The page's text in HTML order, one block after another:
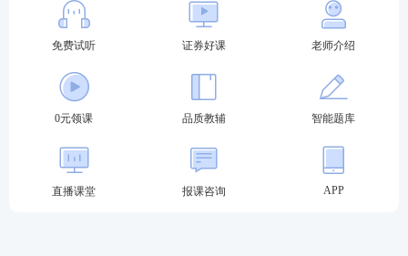
务;了解我国银行业、证券业、保险业、信托业
的行业基本情况;熟悉我国金融市场的监管架构;
实体经济的要求;了解金融安全与稳定的政策。
了解中央银行的业务(资产负债表)和主要职能;熟
悉存款准备金制度与货币乘数的概念;掌握货币
政策的概念、措施及目标;掌握货币政策工具的
概念及作用原理;熟悉货币政策的传导机制。
免费试听 证券好课 老师介绍
0元领课 品质教辅 智能题库
直播课堂 报课咨询 APP